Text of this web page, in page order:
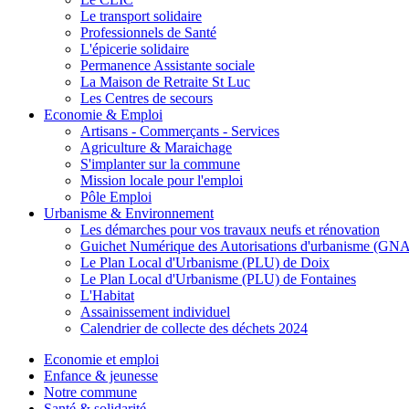
Le transport solidaire
Professionnels de Santé
L'épicerie solidaire
Permanence Assistante sociale
La Maison de Retraite St Luc
Les Centres de secours
Economie & Emploi
Artisans - Commerçants - Services
Agriculture & Maraichage
S'implanter sur la commune
Mission locale pour l'emploi
Pôle Emploi
Urbanisme & Environnement
Les démarches pour vos travaux neufs et rénovation
Guichet Numérique des Autorisations d'urbanisme
Le Plan Local d'Urbanisme (PLU) de Doix
Le Plan Local d'Urbanisme (PLU) de Fontaines
L'Habitat
Assainissement individuel
Calendrier de collecte des déchets 2024
Economie et emploi
Enfance & jeunesse
Notre commune